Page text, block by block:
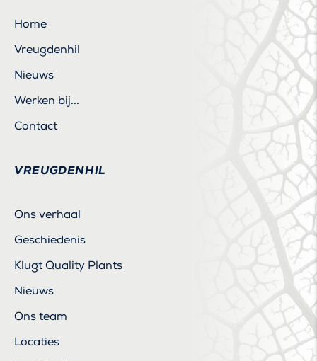
Home
Vreugdenhil
Nieuws
Werken bij...
Contact
VREUGDENHIL
Ons verhaal
Geschiedenis
Klugt Quality Plants
Nieuws
Ons team
Locaties